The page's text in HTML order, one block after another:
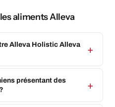
aliments Alleva
Alleva Holistic Alleva
présentant des